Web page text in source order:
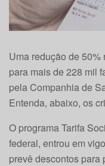
Uma redução de
para mais de 228 mil
pela Companhia de
Entenda, abaixo, os
O programa Tarifa
federal, entrou em
prevê descontos para